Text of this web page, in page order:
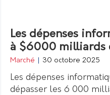
Les dépenses
à $6000 milliards
Marché 30 octobre 2025
Les dépenses
dépasser les 6 000